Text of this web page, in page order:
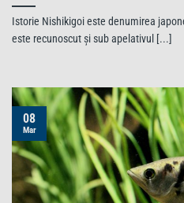
Istorie Nishikigoi este denumirea
este recunoscut și sub apelativul [...]
08
Mar